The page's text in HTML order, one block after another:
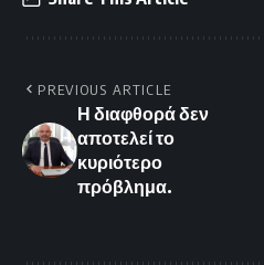
PREVIOUS ARTICLE
Η διαφθορά δεν
αποτελεί το
κυριότερο
πρόβλημα.